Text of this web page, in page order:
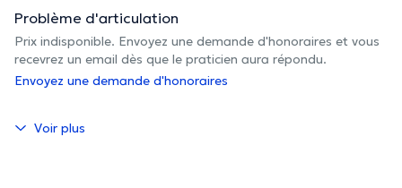
Problème d'articulation
Prix indisponible. Envoyez une demande d'honoraires et vous
recevrez un email dès que le praticien aura répondu.
Envoyez une demande d'honoraires
Voir plus